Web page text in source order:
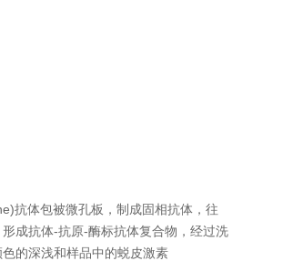
抗体包被微孔板，制成固相抗体，往
成抗体-抗原-酶标抗体复合物，经过洗
的深浅和样品中的蜕皮激素